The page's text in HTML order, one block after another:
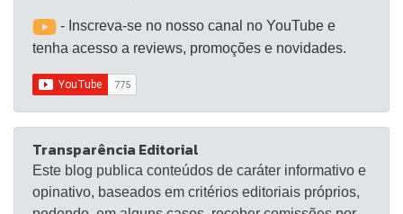
- Inscreva-se no nosso canal no YouTube e
tenha acesso a reviews, promoções e novidades.
Transparência Editorial
Este blog publica conteúdos de caráter informativo e
opinativo, baseados em critérios editoriais próprios,